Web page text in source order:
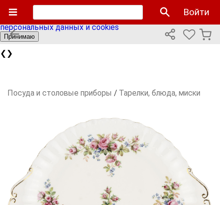
Мы используем cookies файлы для улучшения работы
сайта и персонализации. Продолжая пользоваться сайтом
вы соглашаетесь с нашейполитикой использования
персональных данных и cookies
Принимаю
❮ ❯
Войти
Посуда и столовые приборы / Тарелки, блюда, миски